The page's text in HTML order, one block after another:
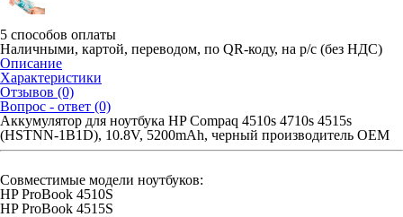
5 способов оплаты
Наличными, картой, переводом, по QR-коду, на р/с (без НДС)
Описание
Характеристики
Отзывов (0)
Вопрос - ответ (0)
Аккумулятор для ноутбука HP Compaq 4510s 4710s 4515s
(HSTNN-1B1D), 10.8V, 5200mAh, черный производитель OEM
Совместимые модели ноутбуков:
HP ProBook 4510S
HP ProBook 4515S